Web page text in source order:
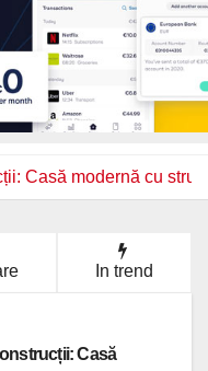
Casă modernă cu
In trend
Casă